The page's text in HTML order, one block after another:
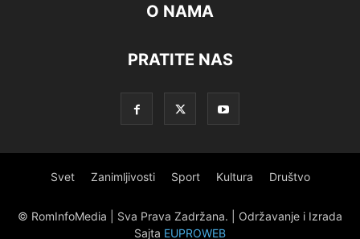
O NAMA
PRATITE NAS
Svet Zanimljivosti Sport Kultura Društvo
© RomInfoMedia | Sva Prava Zadržana. | Održavanje i Izrada
Sajta EUPROWEB